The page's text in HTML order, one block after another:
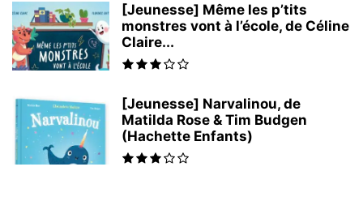
[Jeunesse] Même les p’tits
monstres vont à l’école, de Céline
Claire...
[Jeunesse] Narvalinou, de
Matilda Rose & Tim Budgen
(Hachette Enfants)